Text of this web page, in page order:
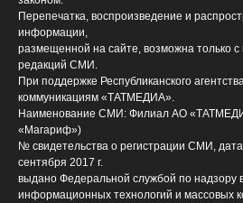
Перепечатка, воспроизведение и
информации,
размещенной на сайте, возможна только с
редакций СМИ.
При поддержке Республиканского
коммуникациям «ТАТМЕДИА».
Наименование СМИ: Филиал АО
«Магариф»)
№ свидетельства о регистрации СМИ,
сентября 2017 г.
выдано Федеральной службой по надзору
информационных технологий и массовых